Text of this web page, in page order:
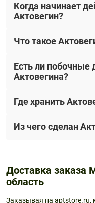
Когда начинает
Актовегин?
Что такое
Есть ли побочные
Актовегина?
Где хранить
Из чего сделан
Доставка заказа
область
Заказывая на aptstore.ru,